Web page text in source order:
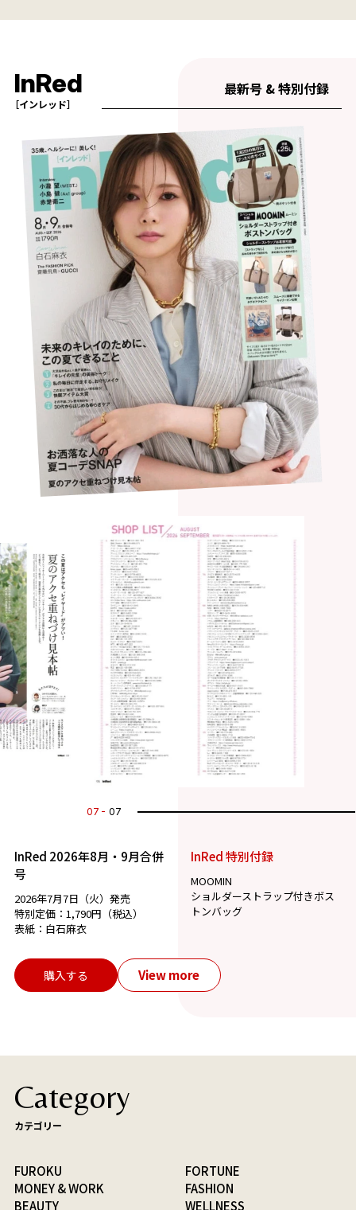
InRed
［インレッド］
最新号 & 特別付録
07 07
InRed 2026年8月・9月合併
号
2026年7月7日（火）発売
特別定価：1,790円（税込）
表紙：白石麻衣
InRed 特別付録
MOOMIN
ショルダーストラップ付きボス
トンバッグ
購入する View more
Category
カテゴリー
FUROKU
FORTUNE
MONEY & WORK
FASHION
BEAUTY
WELLNESS